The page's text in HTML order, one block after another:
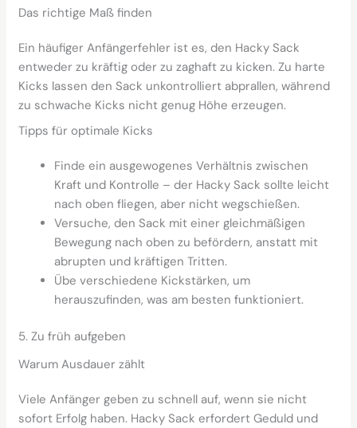
Das richtige Maß finden
Ein häufiger Anfängerfehler ist es, den Hacky Sack
entweder zu kräftig oder zu zaghaft zu kicken. Zu harte
Kicks lassen den Sack unkontrolliert abprallen, während
zu schwache Kicks nicht genug Höhe erzeugen.
Tipps für optimale Kicks
Finde ein ausgewogenes Verhältnis zwischen
Kraft und Kontrolle – der Hacky Sack sollte leicht
nach oben fliegen, aber nicht wegschießen.
Versuche, den Sack mit einer gleichmäßigen
Bewegung nach oben zu befördern, anstatt mit
abrupten und kräftigen Tritten.
Übe verschiedene Kickstärken, um
herauszufinden, was am besten funktioniert.
5. Zu früh aufgeben
Warum Ausdauer zählt
Viele Anfänger geben zu schnell auf, wenn sie nicht
sofort Erfolg haben. Hacky Sack erfordert Geduld und